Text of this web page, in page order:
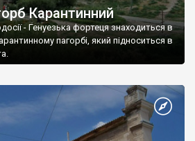
Карантинний
- Генуезька фортеця знаходиться в
пагорбі, який підноситься в